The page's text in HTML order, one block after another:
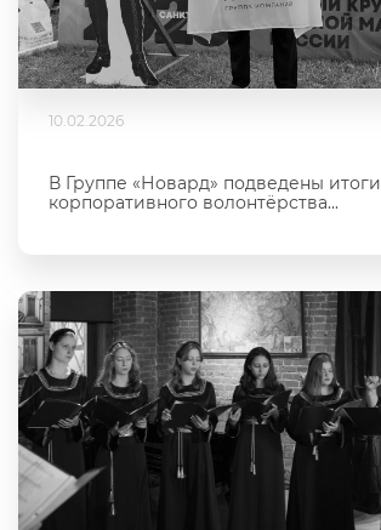
10.02.2026
В Группе «Новард» подведены итоги
корпоративного волонтёрства...